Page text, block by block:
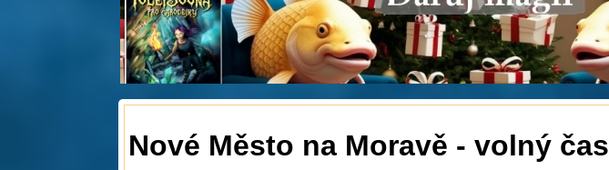
Nové Město na Moravě - volný čas